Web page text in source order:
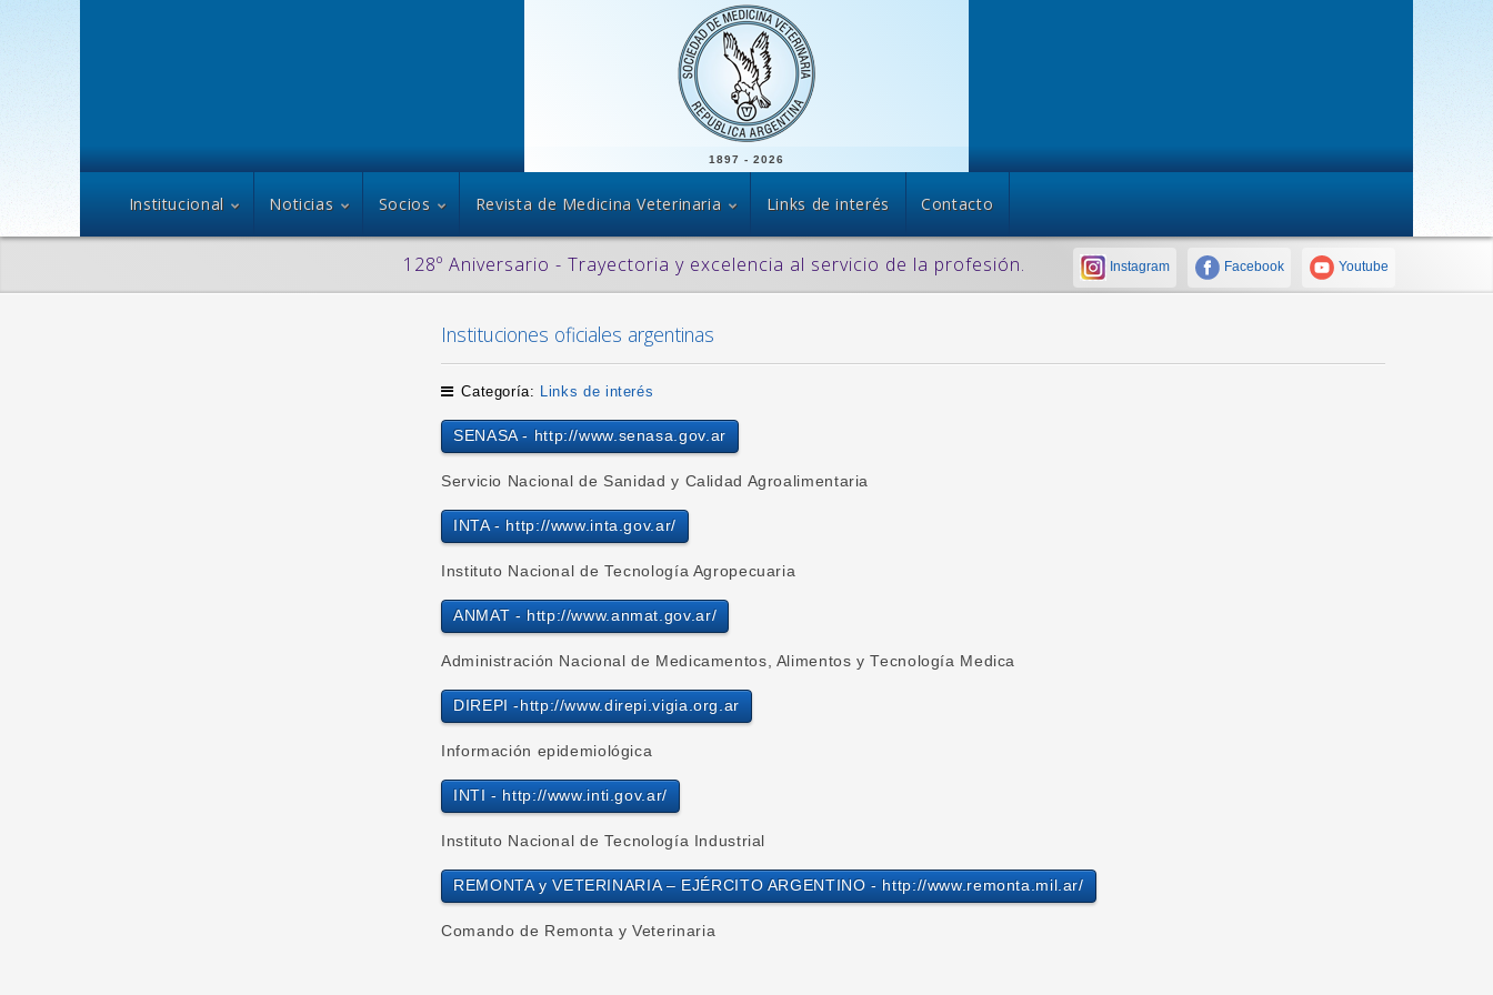
1897 - 2026
Institucional Noticias Socios Revista de Medicina Veterinaria Links de interés Contacto
128º Aniversario - Trayectoria y excelencia al servicio de la profesión. Instagram Facebook Youtube
Instituciones oficiales argentinas
Categoría: Links de interés
SENASA - http://www.senasa.gov.ar
Servicio Nacional de Sanidad y Calidad Agroalimentaria
INTA - http://www.inta.gov.ar/
Instituto Nacional de Tecnología Agropecuaria
ANMAT - http://www.anmat.gov.ar/
Administración Nacional de Medicamentos, Alimentos y Tecnología Medica
DIREPI -http://www.direpi.vigia.org.ar
Información epidemiológica
INTI - http://www.inti.gov.ar/
Instituto Nacional de Tecnología Industrial
REMONTA y VETERINARIA – EJÉRCITO ARGENTINO - http://www.remonta.mil.ar/
Comando de Remonta y Veterinaria